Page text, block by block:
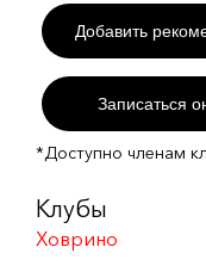
Добавить
Записаться
*Доступно членам
Клубы
Ховрино